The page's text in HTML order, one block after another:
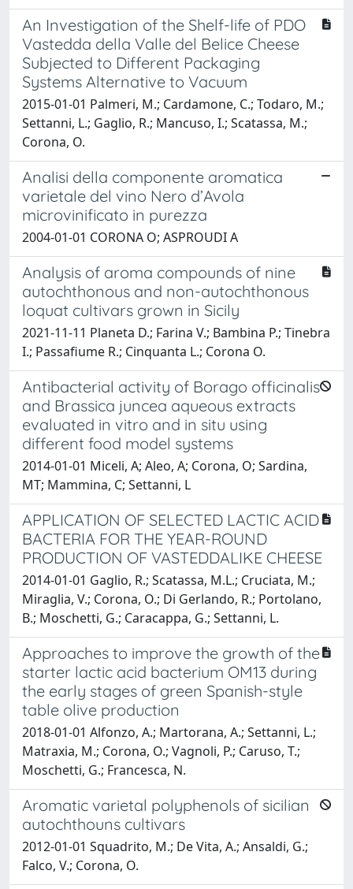
An Investigation of the Shelf-life of PDO
Vastedda della Valle del Belice Cheese
Subjected to Different Packaging
Systems Alternative to Vacuum
2015-01-01 Palmeri, M.; Cardamone, C.; Todaro, M.;
Settanni, L.; Gaglio, R.; Mancuso, I.; Scatassa, M.;
Corona, O.
Analisi della componente aromatica
varietale del vino Nero d’Avola
microvinificato in purezza
2004-01-01 CORONA O; ASPROUDI A
Analysis of aroma compounds of nine
autochthonous and non-autochthonous
loquat cultivars grown in Sicily
2021-11-11 Planeta D.; Farina V.; Bambina P.; Tinebra
I.; Passafiume R.; Cinquanta L.; Corona O.
Antibacterial activity of Borago officinalis
and Brassica juncea aqueous extracts
evaluated in vitro and in situ using
different food model systems
2014-01-01 Miceli, A; Aleo, A; Corona, O; Sardina,
MT; Mammina, C; Settanni, L
APPLICATION OF SELECTED LACTIC ACID
BACTERIA FOR THE YEAR-ROUND
PRODUCTION OF VASTEDDALIKE CHEESE
2014-01-01 Gaglio, R.; Scatassa, M.L.; Cruciata, M.;
Miraglia, V.; Corona, O.; Di Gerlando, R.; Portolano,
B.; Moschetti, G.; Caracappa, G.; Settanni, L.
Approaches to improve the growth of the
starter lactic acid bacterium OM13 during
the early stages of green Spanish-style
table olive production
2018-01-01 Alfonzo, A.; Martorana, A.; Settanni, L.;
Matraxia, M.; Corona, O.; Vagnoli, P.; Caruso, T.;
Moschetti, G.; Francesca, N.
Aromatic varietal polyphenols of sicilian
autochthouns cultivars
2012-01-01 Squadrito, M.; De Vita, A.; Ansaldi, G.;
Falco, V.; Corona, O.